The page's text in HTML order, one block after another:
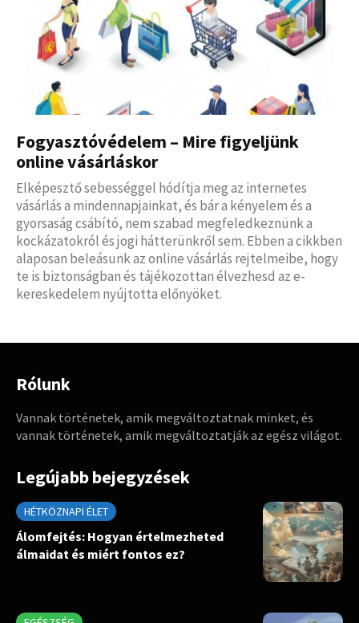
Fogyasztóvédelem – Mire figyeljünk
online vásárláskor
Elképesztő sebességgel hódítja meg az internetes
vásárlás a mindennapjainkat, és bár a kényelem és a
gyorsaság csábító, nem szabad megfeledkeznünk a
kockázatokról és jogi hátterünkről sem. Ebben a cikkben
alaposan beleásunk az online vásárlás rejtelmeibe, hogy
te is biztonságban és tájékozottan élvezhesd az e-
kereskedelem nyújtotta előnyöket.
Rólunk
Vannak történetek, amik megváltoztatnak minket, és
vannak történetek, amik megváltoztatják az egész világot.
Legújabb bejegyzések
HÉTKÖZNAPI ÉLET
Álomfejtés: Hogyan értelmezheted
álmaidat és miért fontos ez?